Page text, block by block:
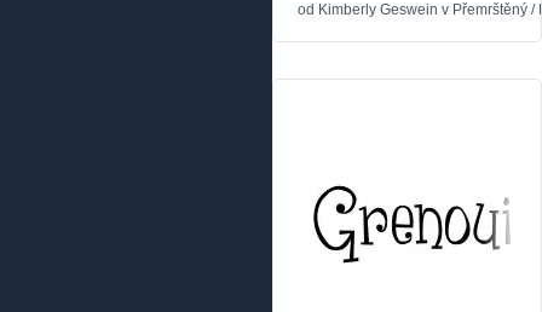
od Kimberly Geswein v Přemrštěný /